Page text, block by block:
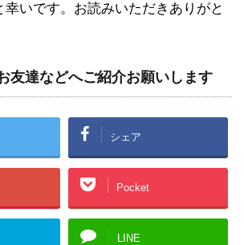
幸いです。お読みいただきありがと
友達などへご紹介お願いします
シェア
Pocket
LINE